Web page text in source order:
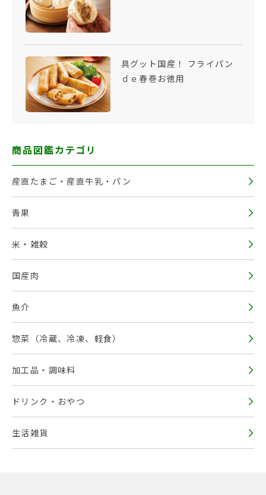
具グット国産！ フライパン
ｄｅ春巻お徳用
商品図鑑カテゴリ
産直たまご・産直牛乳・パン
青果
米・雑穀
国産肉
魚介
惣菜（冷蔵、冷凍、軽食）
加工品・調味料
ドリンク・おやつ
生活雑貨